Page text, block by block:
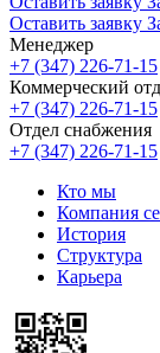
Оставить заявку
Менеджер
+7 (347) 226-71-15
Коммерческий
+7 (347) 226-71-15
Отдел снабжения
+7 (347) 226-71-15
Кто мы
Компания
История
Структура
Карьера